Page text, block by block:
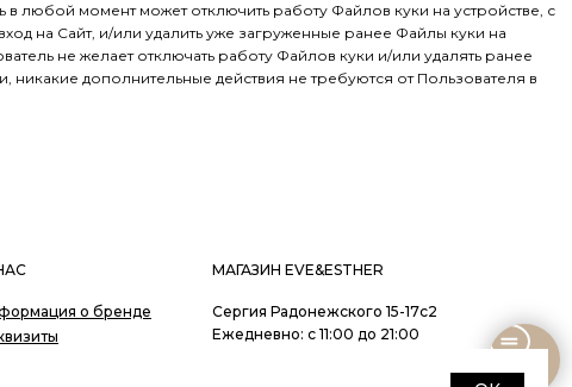
в любой момент может отключить работу Файлов куки на устройстве, с
на Сайт, и/или удалить уже загруженные ранее Файлы куки на
не желает отключать работу Файлов куки и/или удалять ранее
никакие дополнительные действия не требуются от Пользователя в
МАГАЗИН EVE&ESTHER
о бренде
Сергия Радонежского 15-17с2
Ежедневно: с 11:00 до 21:00